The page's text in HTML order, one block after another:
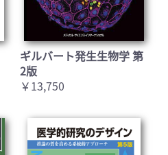
ギルバート発生生物学 第
2版
￥13,750